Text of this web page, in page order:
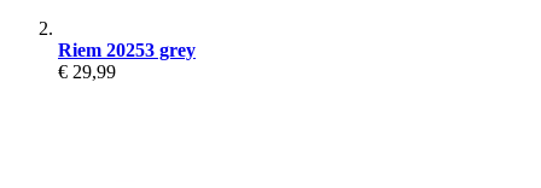
Riem 20253 grey
€ 29,99